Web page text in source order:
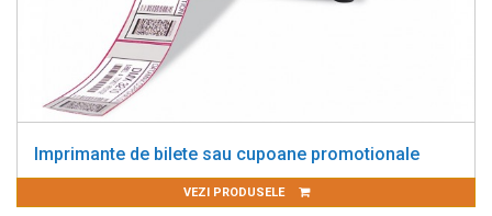
Imprimante de bilete sau cupoane promotionale
VEZI PRODUSELE